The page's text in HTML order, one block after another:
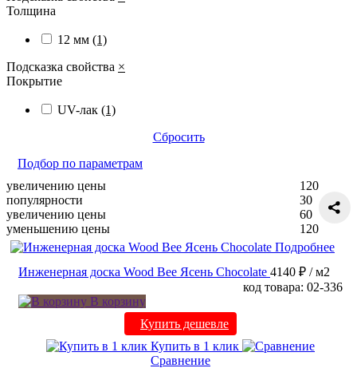
Толщина
12 мм (1)
Подсказка свойства ×
Покрытие
UV-лак (1)
Сбросить
Подбор по параметрам
увеличению цены
популярности
увеличению цены
уменьшению цены
120
30
60
120
Подробнее
Инженерная доска Wood Bee Ясень Chocolate 4140 ₽ / м2
код товара: 02-336
В корзину
Купить дешевле
Купить в 1 клик
Сравнение